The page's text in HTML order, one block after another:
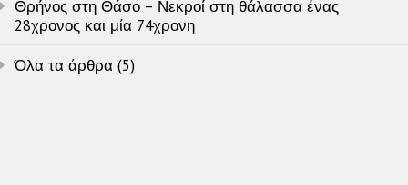
Θρήνος στη Θάσο – Νεκροί στη θάλασσα ένας
28χρονος και μία 74χρονη
Όλα τα άρθρα (5)